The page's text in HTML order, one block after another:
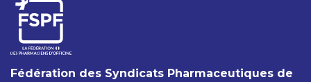
Fédération des Syndicats Pharmaceutiques de